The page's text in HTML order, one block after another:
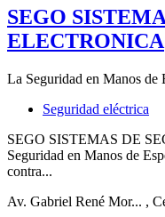
SEGO
ELECTRONICA
La Seguridad en Manos de
Seguridad eléctrica
SEGO SISTEMAS DE
Seguridad en Manos de
contra...
Av. Gabriel René Mor... ,